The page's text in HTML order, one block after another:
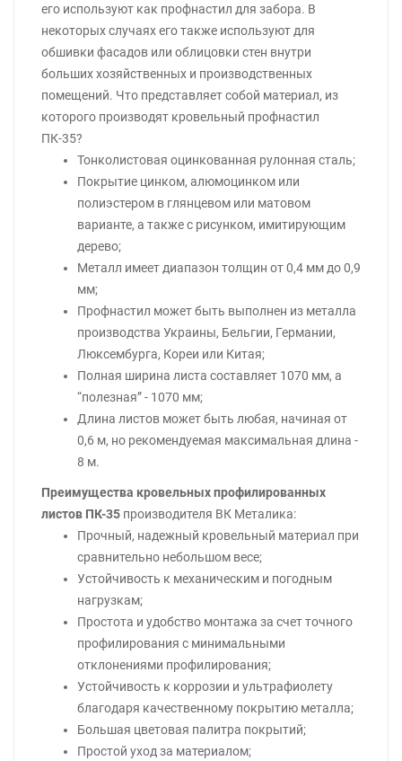
его используют как профнастил для забора. В
некоторых случаях его также используют для
обшивки фасадов или облицовки стен внутри
больших хозяйственных и производственных
помещений. Что представляет собой материал, из
которого производят кровельный профнастил
ПК-35?
Тонколистовая оцинкованная рулонная сталь;
Покрытие цинком, алюмоцинком или
полиэстером в глянцевом или матовом
варианте, а также с рисунком, имитирующим
дерево;
Металл имеет диапазон толщин от 0,4 мм до 0,9
мм;
Профнастил может быть выполнен из металла
производства Украины, Бельгии, Германии,
Люксембурга, Кореи или Китая;
Полная ширина листа составляет 1070 мм, а
“полезная” - 1070 мм;
Длина листов может быть любая, начиная от
0,6 м, но рекомендуемая максимальная длина -
8 м.
Преимущества кровельных профилированных
листов ПК-35 производителя ВК Металика:
Прочный, надежный кровельный материал при
сравнительно небольшом весе;
Устойчивость к механическим и погодным
нагрузкам;
Простота и удобство монтажа за счет точного
профилирования с минимальными
отклонениями профилирования;
Устойчивость к коррозии и ультрафиолету
благодаря качественному покрытию металла;
Большая цветовая палитра покрытий;
Простой уход за материалом;